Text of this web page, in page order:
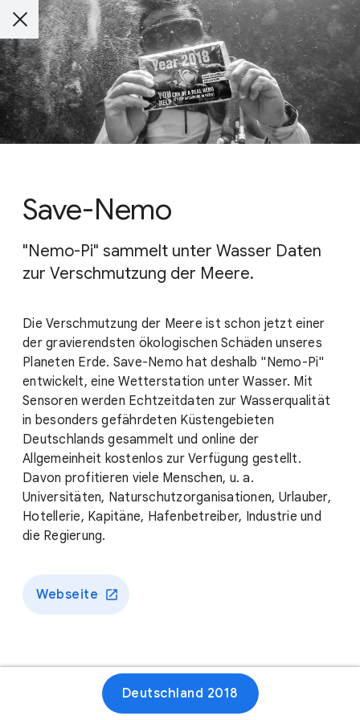
Save-Nemo
"Nemo-Pi" sammelt unter Wasser Daten
zur Verschmutzung der Meere.
Die Verschmutzung der Meere ist schon jetzt einer
der gravierendsten ökologischen Schäden unseres
Planeten Erde. Save-Nemo hat deshalb "Nemo-Pi"
entwickelt, eine Wetterstation unter Wasser. Mit
Sensoren werden Echtzeitdaten zur Wasserqualität
in besonders gefährdeten Küstengebieten
Deutschlands gesammelt und online der
Allgemeinheit kostenlos zur Verfügung gestellt.
Davon profitieren viele Menschen, u. a.
Universitäten, Naturschutzorganisationen, Urlauber,
Hotellerie, Kapitäne, Hafenbetreiber, Industrie und
die Regierung.
Webseite
Deutschland 2018